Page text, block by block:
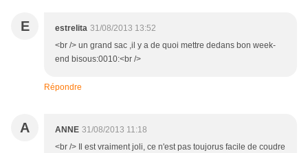
E estrelita 31/08/2013 13:52
<br /> un grand sac ,il y a de quoi mettre dedans bon week-
end bisous:0010:<br />
Répondre
A ANNE 31/08/2013 11:18
<br /> Il est vraiment joli, ce n'est pas toujorus facile de coudre